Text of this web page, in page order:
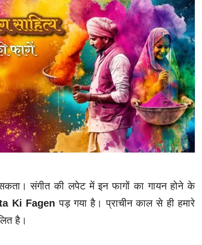
संगीत की लपेट में इन फागों का गायन होने के
Ki Fagenपड़ गया है। प्राचीन काल से ही हमारे
है।